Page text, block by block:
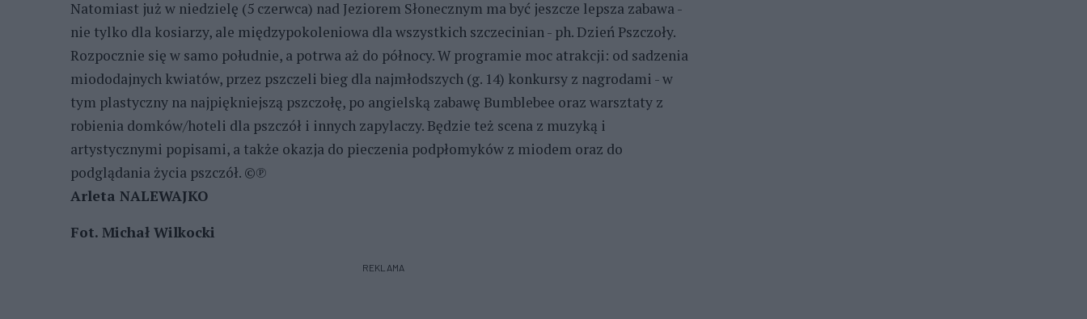
Natomiast już w niedzielę (5 czerwca) nad Jeziorem Słonecznym ma być jeszcze lepsza zabawa -
nie tylko dla kosiarzy, ale międzypokoleniowa dla wszystkich szczecinian - ph. Dzień Pszczoły.
Rozpocznie się w samo południe, a potrwa aż do północy. W programie moc atrakcji: od sadzenia
miododajnych kwiatów, przez pszczeli bieg dla najmłodszych (g. 14) konkursy z nagrodami - w
tym plastyczny na najpiękniejszą pszczołę, po angielską zabawę Bumblebee oraz warsztaty z
robienia domków/hoteli dla pszczół i innych zapylaczy. Będzie też scena z muzyką i
artystycznymi popisami, a także okazja do pieczenia podpłomyków z miodem oraz do
podglądania życia pszczół. ©℗
Arleta NALEWAJKO
Fot. Michał Wilkocki
REKLAMA